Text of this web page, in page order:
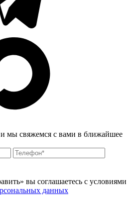
мы свяжемся с вами в ближайшее
вы соглашаетесь с условиями
данных